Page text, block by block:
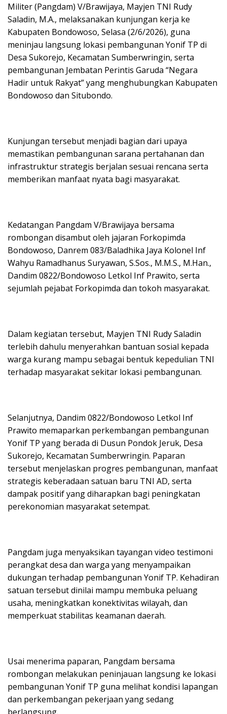
Militer (Pangdam) V/Brawijaya, Mayjen TNI Rudy
Saladin, M.A., melaksanakan kunjungan kerja ke
Kabupaten Bondowoso, Selasa (2/6/2026), guna
meninjau langsung lokasi pembangunan Yonif TP di
Desa Sukorejo, Kecamatan Sumberwringin, serta
pembangunan Jembatan Perintis Garuda “Negara
Hadir untuk Rakyat” yang menghubungkan Kabupaten
Bondowoso dan Situbondo.
Kunjungan tersebut menjadi bagian dari upaya
memastikan pembangunan sarana pertahanan dan
infrastruktur strategis berjalan sesuai rencana serta
memberikan manfaat nyata bagi masyarakat.
Kedatangan Pangdam V/Brawijaya bersama
rombongan disambut oleh jajaran Forkopimda
Bondowoso, Danrem 083/Baladhika Jaya Kolonel Inf
Wahyu Ramadhanus Suryawan, S.Sos., M.M.S., M.Han.,
Dandim 0822/Bondowoso Letkol Inf Prawito, serta
sejumlah pejabat Forkopimda dan tokoh masyarakat.
Dalam kegiatan tersebut, Mayjen TNI Rudy Saladin
terlebih dahulu menyerahkan bantuan sosial kepada
warga kurang mampu sebagai bentuk kepedulian TNI
terhadap masyarakat sekitar lokasi pembangunan.
Selanjutnya, Dandim 0822/Bondowoso Letkol Inf
Prawito memaparkan perkembangan pembangunan
Yonif TP yang berada di Dusun Pondok Jeruk, Desa
Sukorejo, Kecamatan Sumberwringin. Paparan
tersebut menjelaskan progres pembangunan, manfaat
strategis keberadaan satuan baru TNI AD, serta
dampak positif yang diharapkan bagi peningkatan
perekonomian masyarakat setempat.
Pangdam juga menyaksikan tayangan video testimoni
perangkat desa dan warga yang menyampaikan
dukungan terhadap pembangunan Yonif TP. Kehadiran
satuan tersebut dinilai mampu membuka peluang
usaha, meningkatkan konektivitas wilayah, dan
memperkuat stabilitas keamanan daerah.
Usai menerima paparan, Pangdam bersama
rombongan melakukan peninjauan langsung ke lokasi
pembangunan Yonif TP guna melihat kondisi lapangan
dan perkembangan pekerjaan yang sedang